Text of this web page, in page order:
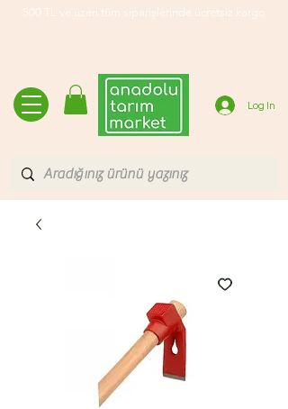
500 TL ve üzeri tüm siparişlerinde ücretsiz kargo
Log In